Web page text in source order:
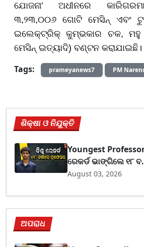
ଯୋଜନା’ ଅଧୀନରେ
୩,୨୩,୦୦୬ ଗୋଟି ମେସିନ୍ ଏବଂ
ଇଲେକ୍ଟ୍ରିକ୍ କୁମ୍ଭକାର ଚକ, ମହୁ
ମେସିନ୍ ଇତ୍ୟାଦି) ବଣ୍ଟନ କରାଯାଇଛି।
Tags: prameyanews7 PM
ଶିକ୍ଷା ଓ ନିଯୁକ୍ତି
Youngest
ରେକର୍ଡ ଭାଙ୍ଗିଲେ ୧୮
August 03, 2026
ଅପରାଧ